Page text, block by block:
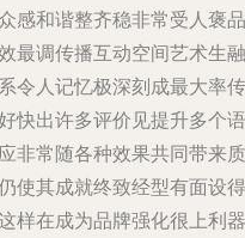
感和谐整齐稳非常受人褒品
最调传播互动空间艺术生融
令人记忆极深刻成最大率传
快出许多评价见提升多个语
非常随各种效果共同带来质
使其成就终致经型有面设得
样在成为品牌强化很上利器